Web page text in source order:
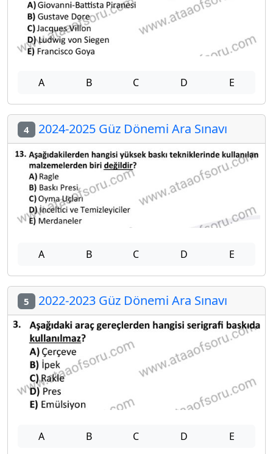
A B C D E
4 2024-2025 Güz Dönemi Ara Sınavı
A B C D E
5 2022-2023 Güz Dönemi Ara Sınavı
A B C D E